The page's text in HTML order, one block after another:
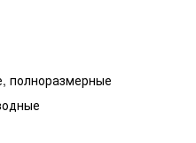
полноразмерные